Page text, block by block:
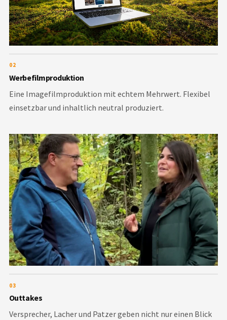
02
Werbefilmproduktion
Eine Imagefilmproduktion mit echtem Mehrwert. Flexibel
einsetzbar und inhaltlich neutral produziert.
03
Outtakes
Versprecher, Lacher und Patzer geben nicht nur einen Blick